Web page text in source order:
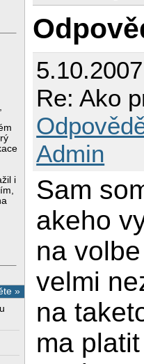
i
»
Re: Ako
Admin
Sam
akeho
na
velmi
na
ma